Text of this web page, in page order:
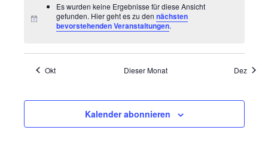
Es wurden keine Ergebnisse für diese Ansicht
gefunden. Hier geht es zu den nächsten
bevorstehenden Veranstaltungen.
Okt Dieser Monat Dez
Kalender abonnieren